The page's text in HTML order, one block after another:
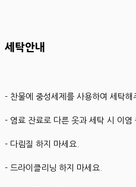
세탁안내
- 찬물에 중성세제를 사용하여 세탁해
- 염료 잔료로 다른 옷과 세탁 시 이염
- 다림질 하지 마세요.
- 드라이클리닝 하지 마세요.